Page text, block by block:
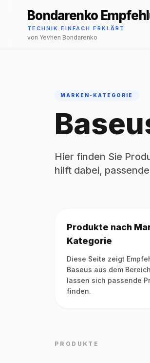
Bondarenko
TECHNIK EINFACH ERKLÄRT
von Yevhen Bondarenko
MARKEN-KATEGORIE
Hier finden Sie
hilft dabei,
Produkte nach
Kategorie
Diese Seite zeigt
Baseus aus dem
lassen sich passende
finden.
PRODUKTE